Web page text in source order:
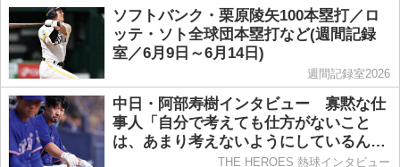
ソフトバンク・栗原陵矢100本塁打／ロ
ッテ・ソト全球団本塁打など(週間記録
室／6月9日～6月14日)
週間記録室2026
中日・阿部寿樹インタビュー 寡黙な仕
事人「自分で考えても仕方がないこと
は、あまり考えないようにしているんで
THE HEROES 熱球インタビュー